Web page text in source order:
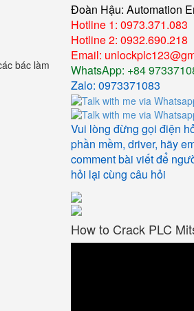
bác làm
Đoàn Hậu: Automation
Hotline 1: 0973.371.083
Hotline 2: 0932.690.218
Email:
WhatsApp: +84
Zalo: 0973371083
Vui lòng đừng gọi điện
phần mềm, driver, hãy
comment bài viết để
hỏi lại cùng câu hỏi
How to Crack PLC